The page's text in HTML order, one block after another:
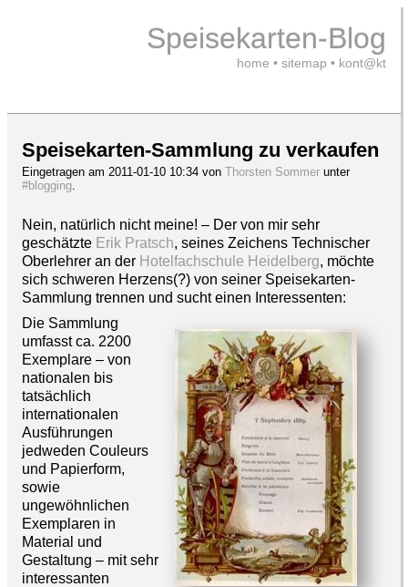
Speisekarten-Blog
home • sitemap • kont@kt
Speisekarten-Sammlung zu verkaufen
Eingetragen am 2011-01-10 10:34 von Thorsten Sommer unter
#blogging.
Nein, natürlich nicht meine! – Der von mir sehr
geschätzte Erik Pratsch, seines Zeichens Technischer
Oberlehrer an der Hotelfachschule Heidelberg, möchte
sich schweren Herzens(?) von seiner Speisekarten-
Sammlung trennen und sucht einen Interessenten:
Die Sammlung
umfasst ca. 2200
Exemplare – von
nationalen bis
tatsächlich
internationalen
Ausführungen
jedweden Couleurs
und Papierform,
sowie
ungewöhnlichen
Exemplaren in
Material und
Gestaltung – mit sehr
interessanten